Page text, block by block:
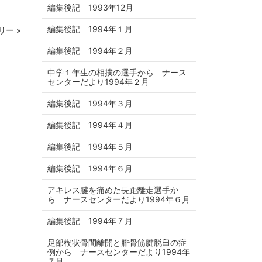
ー »
編集後記 1993年12月
編集後記 1994年１月
編集後記 1994年２月
中学１年生の相撲の選手から ナース
センターだより1994年２月
編集後記 1994年３月
編集後記 1994年４月
編集後記 1994年５月
編集後記 1994年６月
アキレス腱を痛めた長距離走選手か
ら ナースセンターだより1994年６月
編集後記 1994年７月
足部楔状骨間離開と腓骨筋腱脱臼の症
例から ナースセンターだより1994年